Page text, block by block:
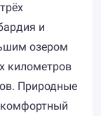
и
озером
километров
Природные
комфортный